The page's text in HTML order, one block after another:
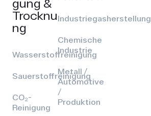
gung &
Trocknu
ng
Wasserstoffreinigung
Sauerstoffreinigung
CO₂-
Reinigung
Industriegasherstellung
Chemische
Industrie
Metall /
Automotive
/
Produktion